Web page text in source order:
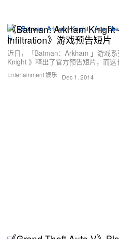
Entertainment 娱乐
《Batman: Arkham
Infiltration》游戏预告短片
近日，「Batman：Arkham 」游戏
Knight 》释出了官方预告短片，而
Dec 1, 2014